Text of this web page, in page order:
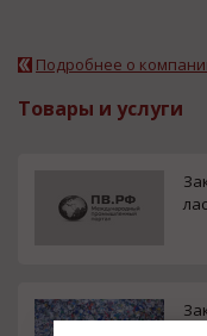
Подробнее о
Товары и услуги